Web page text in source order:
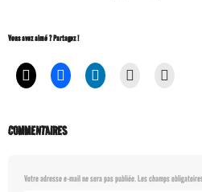
Vous avez aimé ? Partagez !
COMMENTAIRES
Votre adresse e-mail ne sera pas publiée.Les champs